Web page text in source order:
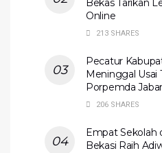
Bekas Tarikan
Online
213 SHARES
Pecatur
Meninggal Usai
Porpemda Jabar
206 SHARES
Empat Sekolah
Bekasi Raih